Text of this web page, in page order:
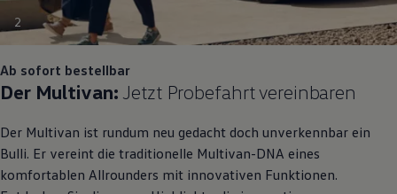
2
Ab sofort bestellbar
Der Multivan: Jetzt Probefahrt vereinbaren
Der Multivan ist rundum neu gedacht doch unverkennbar ein
Bulli. Er vereint die traditionelle Multivan-DNA eines
komfortablen Allrounders mit innovativen Funktionen.